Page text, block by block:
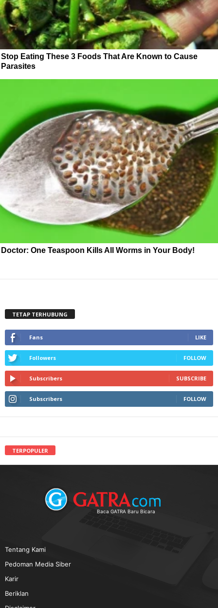
Stop Eating These 3 Foods That Are Known to Cause
Parasites
Doctor: One Teaspoon Kills All Worms in Your Body!
TETAP TERHUBUNG
Fans LIKE
Followers FOLLOW
Subscribers SUBSCRIBE
Subscribers FOLLOW